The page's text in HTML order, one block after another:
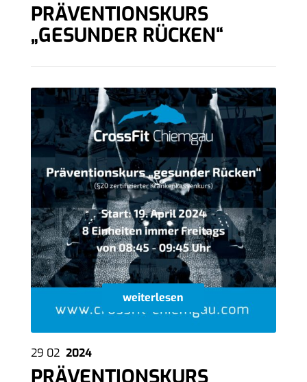
PRÄVENTIONSKURS
„GESUNDER RÜCKEN“
weiterlesen
29 02 2024
PRÄVENTIONSKURS